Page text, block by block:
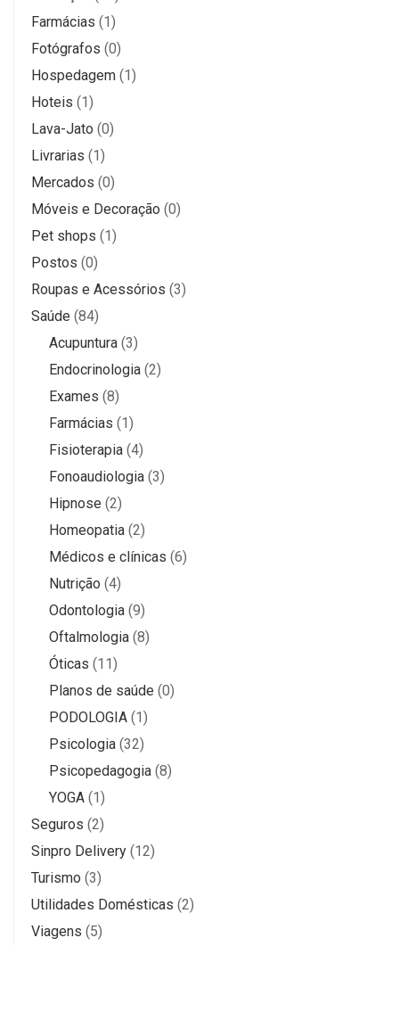
Farmácias (1)
Fotógrafos (0)
Hospedagem (1)
Hoteis (1)
Lava-Jato (0)
Livrarias (1)
Mercados (0)
Móveis e Decoração (0)
Pet shops (1)
Postos (0)
Roupas e Acessórios (3)
Saúde (84)
Acupuntura (3)
Endocrinologia (2)
Exames (8)
Farmácias (1)
Fisioterapia (4)
Fonoaudiologia (3)
Hipnose (2)
Homeopatia (2)
Médicos e clínicas (6)
Nutrição (4)
Odontologia (9)
Oftalmologia (8)
Óticas (11)
Planos de saúde (0)
PODOLOGIA (1)
Psicologia (32)
Psicopedagogia (8)
YOGA (1)
Seguros (2)
Sinpro Delivery (12)
Turismo (3)
Utilidades Domésticas (2)
Viagens (5)